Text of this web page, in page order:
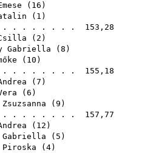
( 16 )
( 1 )
. . . . . . . 153,28
( 2 )
Gabriella ( 8 )
( 10 )
. . . . . . . 155,18
( 7 )
( 6 )
( 9 )
. . . . . . . 157,77
( 12 )
Gabriella ( 5 )
Piroska ( 4)